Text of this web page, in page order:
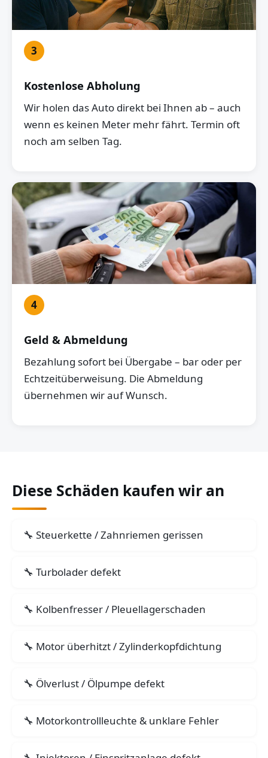
3
Kostenlose Abholung
Wir holen das Auto direkt bei Ihnen ab – auch
wenn es keinen Meter mehr fährt. Termin oft
noch am selben Tag.
4
Geld & Abmeldung
Bezahlung sofort bei Übergabe – bar oder per
Echtzeitüberweisung. Die Abmeldung
übernehmen wir auf Wunsch.
Diese Schäden kaufen wir an
Steuerkette / Zahnriemen gerissen
Turbolader defekt
Kolbenfresser / Pleuellagerschaden
Motor überhitzt / Zylinderkopfdichtung
Ölverlust / Ölpumpe defekt
Motorkontrollleuchte & unklare Fehler